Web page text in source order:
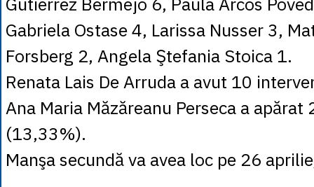
Gabriela Ostase 4, Larissa Nusser 3,
Forsberg 2, Angela Ştefania Stoica 1.
Renata Lais De Arruda a avut 10
Ana Maria Măzăreanu Perseca a apărat
(13,33%).
Manşa secundă va avea loc pe 26